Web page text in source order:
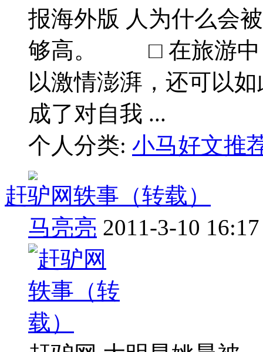
报海外版 人为什么会
够高。 □ 在旅游中
以激情澎湃，还可以
成了对自我 ...
个人分类: 小马好文推
赶驴网轶事（转载）
马亮亮 2011-3-10 16:17